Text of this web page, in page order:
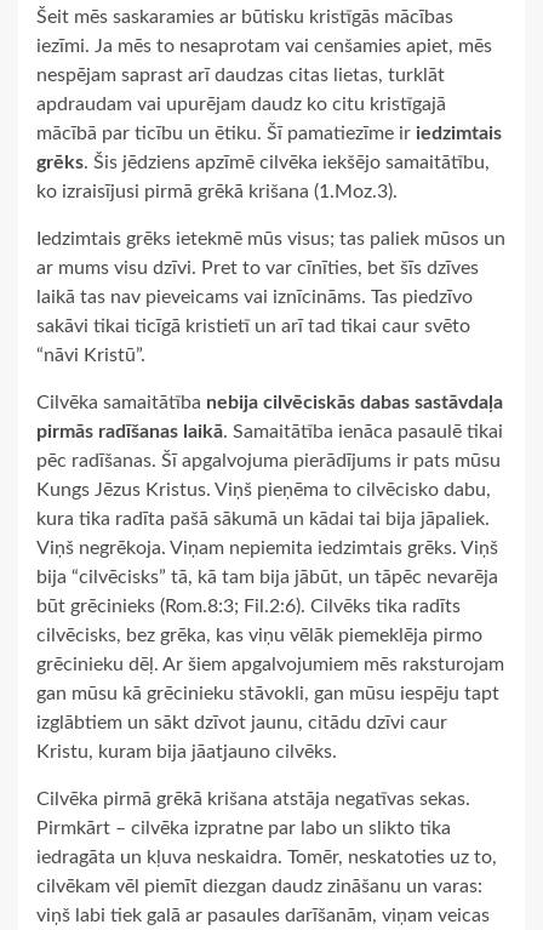
Šeit mēs saskaramies ar būtisku kristīgās mācības
iezīmi. Ja mēs to nesaprotam vai cenšamies apiet, mēs
nespējam saprast arī daudzas citas lietas, turklāt
apdraudam vai upurējam daudz ko citu kristīgajā
mācībā par ticību un ētiku. Šī pamatiezīme ir iedzimtais
grēks. Šis jēdziens apzīmē cilvēka iekšējo samaitātību,
ko izraisījusi pirmā grēkā krišana (1.Moz.3).
Iedzimtais grēks ietekmē mūs visus; tas paliek mūsos un
ar mums visu dzīvi. Pret to var cīnīties, bet šīs dzīves
laikā tas nav pieveicams vai iznīcināms. Tas piedzīvo
sakāvi tikai ticīgā kristietī un arī tad tikai caur svēto
“nāvi Kristū”.
Cilvēka samaitātība nebija cilvēciskās dabas sastāvdaļa
pirmās radīšanas laikā. Samaitātība ienāca pasaulē tikai
pēc radīšanas. Šī apgalvojuma pierādījums ir pats mūsu
Kungs Jēzus Kristus. Viņš pieņēma to cilvēcisko dabu,
kura tika radīta pašā sākumā un kādai tai bija jāpaliek.
Viņš negrēkoja. Viņam nepiemita iedzimtais grēks. Viņš
bija “cilvēcisks” tā, kā tam bija jābūt, un tāpēc nevarēja
būt grēcinieks (Rom.8:3; Fil.2:6). Cilvēks tika radīts
cilvēcisks, bez grēka, kas viņu vēlāk piemeklēja pirmo
grēcinieku dēļ. Ar šiem apgalvojumiem mēs raksturojam
gan mūsu kā grēcinieku stāvokli, gan mūsu iespēju tapt
izglābtiem un sākt dzīvot jaunu, citādu dzīvi caur
Kristu, kuram bija jāatjauno cilvēks.
Cilvēka pirmā grēkā krišana atstāja negatīvas sekas.
Pirmkārt – cilvēka izpratne par labo un slikto tika
iedragāta un kļuva neskaidra. Tomēr, neskatoties uz to,
cilvēkam vēl piemīt diezgan daudz zināšanu un varas:
viņš labi tiek galā ar pasaules darīšanām, viņam veicas